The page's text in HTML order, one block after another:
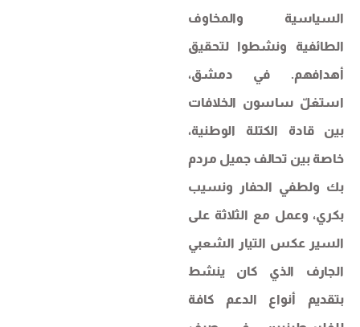
السياسية والمخاوف
الطائفية ونشطوا لتحقيق
أهدافهم. في دمشق،
استغلّ ساسون الخلافات
بين قادة الكتلة الوطنية،
خاصة بين تحالف جميل مردم
بك ولطفي الحفار ونسيب
بكري، وعمل مع الثلاثة على
السير عكس التيار الشعبي
الجارف الذي كان ينشط
بتقديم أنواع الدعم كافة